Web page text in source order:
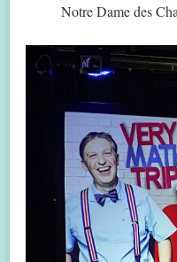
Notre Dame des